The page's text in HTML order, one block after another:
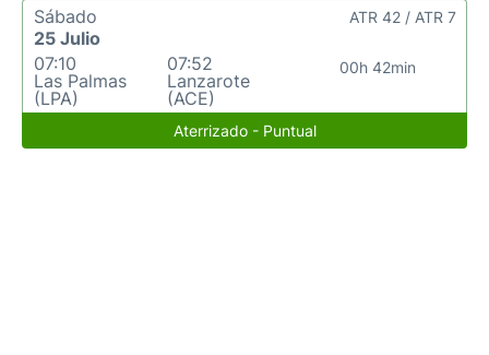
Sábado
25 Julio
07:10
Las Palmas
(LPA)
07:52
Lanzarote
(ACE)
00h 42min
ATR 42 / ATR 7
Aterrizado - Puntual